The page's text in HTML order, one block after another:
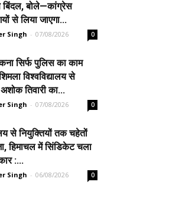
बिंदल, बोले—कांग्रेस
से लिया जाएगा...
Singh - 07/08/2026 0
सिर्फ पुलिस का काम
विश्वविद्यालय से
तिवारी का...
Singh - 07/08/2026 0
से नियुक्तियों तक चहेतों
हिमाचल में सिंडिकेट चला
:...
Singh - 06/08/2026 0